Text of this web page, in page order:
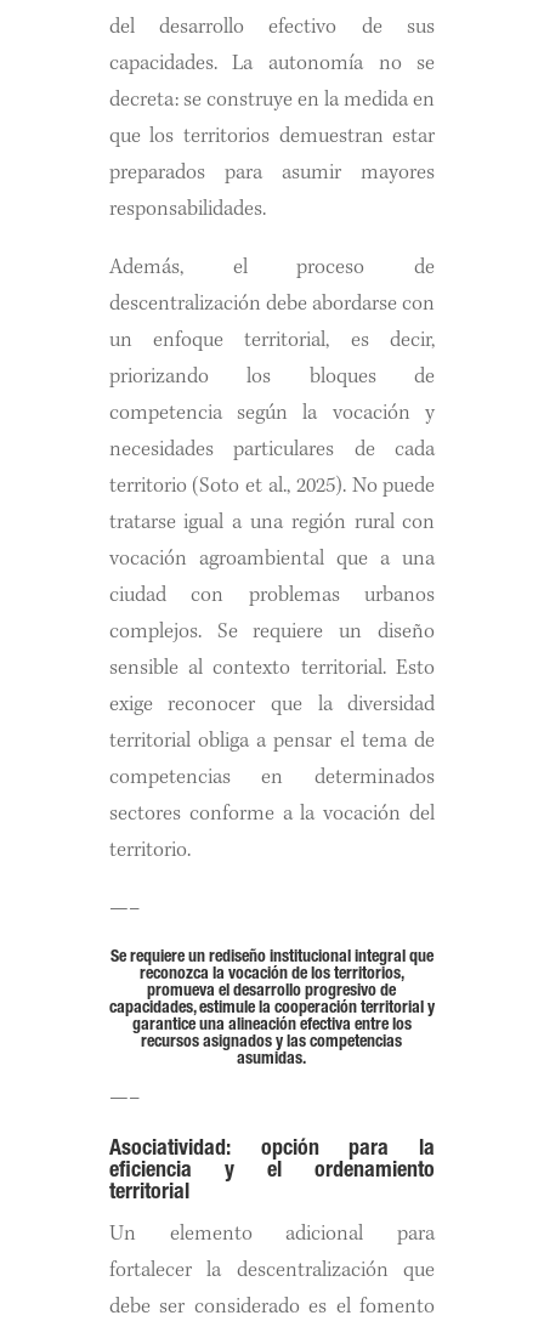
del desarrollo efectivo de sus
capacidades. La autonomía no se
decreta: se construye en la medida en
que los territorios demuestran estar
preparados para asumir mayores
responsabilidades.
Además, el proceso de
descentralización debe abordarse con
un enfoque territorial, es decir,
priorizando los bloques de
competencia según la vocación y
necesidades particulares de cada
territorio (Soto et al., 2025). No puede
tratarse igual a una región rural con
vocación agroambiental que a una
ciudad con problemas urbanos
complejos. Se requiere un diseño
sensible al contexto territorial. Esto
exige reconocer que la diversidad
territorial obliga a pensar el tema de
competencias en determinados
sectores conforme a la vocación del
territorio.
—–
Se requiere un rediseño institucional integral que
reconozca la vocación de los territorios,
promueva el desarrollo progresivo de
capacidades, estimule la cooperación territorial y
garantice una alineación efectiva entre los
recursos asignados y las competencias
asumidas.
—–
Asociatividad: opción para la
eficiencia y el ordenamiento
territorial
Un elemento adicional para
fortalecer la descentralización que
debe ser considerado es el fomento